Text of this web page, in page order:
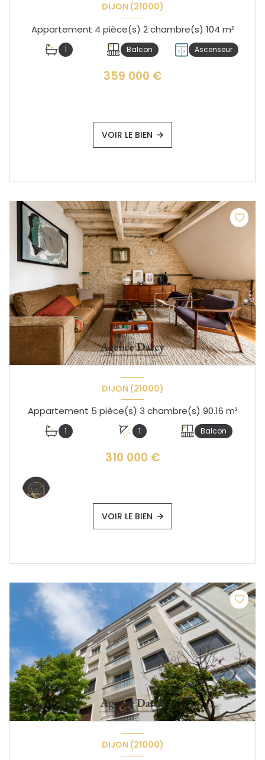
DIJON (21000)
Appartement 4 pièce(s) 2 chambre(s) 104 m²
1 Balcon Ascenseur
359 000 €
VOIR LE BIEN
DIJON (21000)
Appartement 5 pièce(s) 3 chambre(s) 90.16 m²
1 1 Balcon
310 000 €
VOIR LE BIEN
DIJON (21000)